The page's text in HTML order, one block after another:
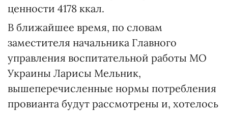
ценности 4178 ккал.
В ближайшее время, по словам
заместителя начальника Главного
управления воспитательной работы МО
Украины Ларисы Мельник,
вышеперечисленные нормы потребления
провианта будут рассмотрены и, хотелось